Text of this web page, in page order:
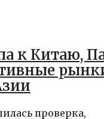
к Китаю,
проверка,